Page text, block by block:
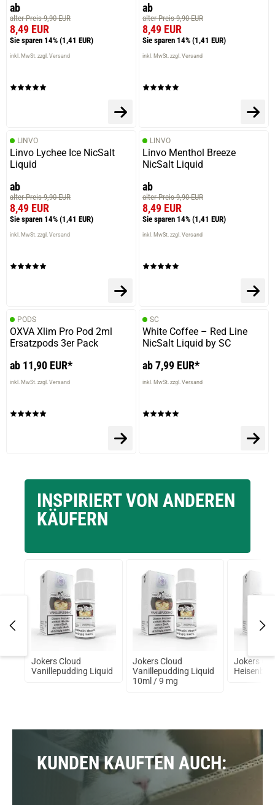
next
ab
alter Preis 9,90 EUR
8,49 EUR
Sie sparen 14% (1,41 EUR)
inkl. MwSt. zzgl. Versand
ab
alter Preis 9,90 EUR
8,49 EUR
Sie sparen 14% (1,41 EUR)
inkl. MwSt. zzgl. Versand
LINVO
Linvo Lychee Ice NicSalt
Liquid
ab
alter Preis 9,90 EUR
8,49 EUR
Sie sparen 14% (1,41 EUR)
inkl. MwSt. zzgl. Versand
LINVO
Linvo Menthol Breeze
NicSalt Liquid
ab
alter Preis 9,90 EUR
8,49 EUR
Sie sparen 14% (1,41 EUR)
inkl. MwSt. zzgl. Versand
PODS
OXVA Xlim Pro Pod 2ml
Ersatzpods 3er Pack
ab 11,90 EUR*
inkl. MwSt. zzgl. Versand
SC
White Coffee – Red Line
NicSalt Liquid by SC
ab 7,99 EUR*
inkl. MwSt. zzgl. Versand
INSPIRIERT VON ANDEREN
KÄUFERN
Jokers Cloud
Vanillepudding Liquid
Jokers Cloud
Vanillepudding Liquid
10ml / 9 mg
Jokers
KUNDEN KAUFTEN AUCH: